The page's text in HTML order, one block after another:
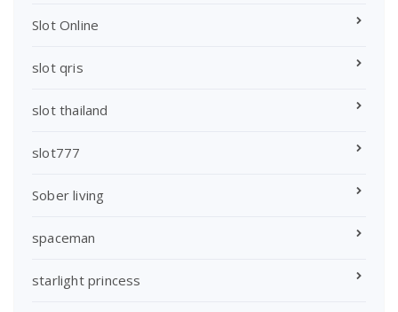
Slot Online
slot qris
slot thailand
slot777
Sober living
spaceman
starlight princess